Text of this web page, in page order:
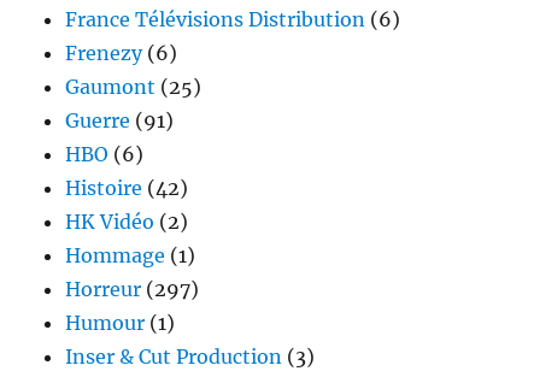
France Télévisions Distribution (6)
Frenezy(6)
Gaumont (25)
Guerre (91)
HBO (6)
Histoire (42)
HK Vidéo (2)
Hommage (1)
Horreur (297)
Humour (1)
Inser & Cut Production (3)